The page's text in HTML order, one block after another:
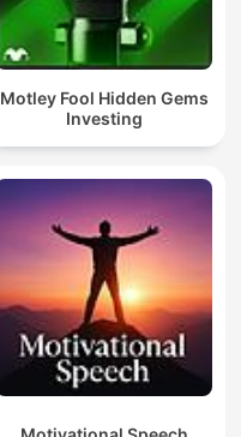
Motley Fool Hidden Gems
Investing